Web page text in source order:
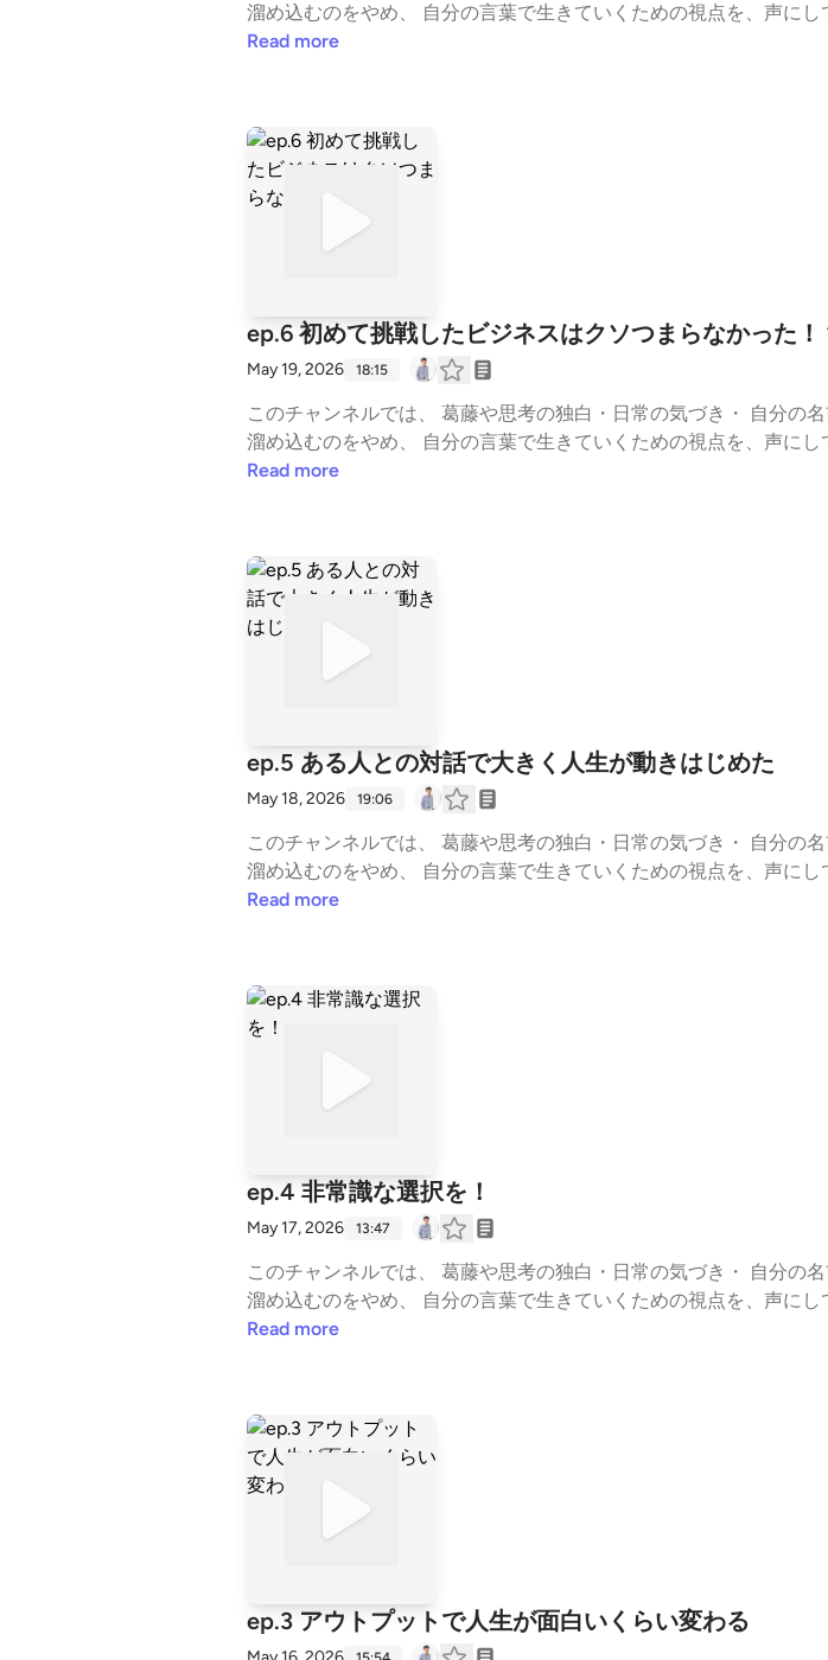
溜め込むのをやめ、 自分の言葉で生きていくための視点を、声にしています。
ずこの放送から聴いてみてください 【売上が変わるコンセプトの講義】 https://stand.fm/episodes/6784c66bded3f3cd2e7b4c8c
届きます。 ▼ 登録はこちら https://peraichi.com/landing_pages/view/zcdi7 ━━━━━━━━━━━━━━━━━━━━ ■ その
他のメディア substack： https://substack.com/@1234119615 YouTube： https://www.youtube.com/channel/UCSoSnC-uJf0Eg
WrVURbWu6w note： https://note.com/kokiy 公式LINE： https://lin.ee/3uAJiXC ━━━━━━━━━━━━━━━━━━━━ #
自分の名前で生きる #言語化 #アウトプット #個人ビジネス #起業
ジネス #思考法 #スタエフ --- stand.fmでは、この放送にいいね・
Read more
ep.6 初めて挑戦したビジネスはクソつまらなかった！
May 19, 2026 18:15
このチャンネルでは、 葛藤や思考の独白・日常の気づき・ 自分の名前
溜め込むのをやめ、 自分の言葉で生きていくための視点を、声にしています。
ずこの放送から聴いてみてください 【売上が変わるコンセプトの講義】 https://stand.fm/episodes/6784c66bded3f3cd2e7b4c8c
届きます。 ▼ 登録はこちら https://peraichi.com/landing_pages/view/zcdi7 ━━━━━━━━━━━━━━━━━━━━ ■ その
他のメディア substack： https://substack.com/@1234119615 YouTube： https://www.youtube.com/channel/UCSoSnC-uJf0Eg
WrVURbWu6w note： https://note.com/kokiy 公式LINE： https://lin.ee/3uAJiXC ━━━━━━━━━━━━━━━━━━━━ #
自分の名前で生きる #言語化 #アウトプット #個人ビジネス #起業
ジネス #思考法 #スタエフ --- stand.fmでは、この放送にいいね・
Read more
ep.5 ある人との対話で大きく人生が動きはじめた
May 18, 2026 19:06
このチャンネルでは、 葛藤や思考の独白・日常の気づき・ 自分の名前
溜め込むのをやめ、 自分の言葉で生きていくための視点を、声にしています。
ずこの放送から聴いてみてください 【売上が変わるコンセプトの講義】 https://stand.fm/episodes/6784c66bded3f3cd2e7b4c8c
届きます。 ▼ 登録はこちら https://peraichi.com/landing_pages/view/zcdi7 ━━━━━━━━━━━━━━━━━━━━ ■ その
他のメディア substack： https://substack.com/@1234119615 YouTube： https://www.youtube.com/channel/UCSoSnC-uJf0Eg
WrVURbWu6w note： https://note.com/kokiy 公式LINE： https://lin.ee/3uAJiXC ━━━━━━━━━━━━━━━━━━━━ #
ジネス #思考法 #スタエフ --- stand.fmでは、この放送にいいね・
Read more
ep.4 非常識な選択を！
May 17, 2026 13:47
このチャンネルでは、 葛藤や思考の独白・日常の気づき・ 自分の名前
溜め込むのをやめ、 自分の言葉で生きていくための視点を、声にしています。
ずこの放送から聴いてみてください 【売上が変わるコンセプトの講義】 https://stand.fm/episodes/6784c66bded3f3cd2e7b4c8c
届きます。 ▼ 登録はこちら https://peraichi.com/landing_pages/view/zcdi7 ━━━━━━━━━━━━━━━━━━━━ ■ その
他のメディア substack： https://substack.com/@1234119615 YouTube： https://www.youtube.com/channel/UCSoSnC-uJf0Eg
WrVURbWu6w note： https://note.com/kokiy 公式LINE： https://lin.ee/3uAJiXC ━━━━━━━━━━━━━━━━━━━━ #
自分の名前で生きる #言語化 #アウトプット #個人ビジネス #起業
ジネス #思考法 #スタエフ --- stand.fmでは、この放送にいいね・
Read more
ep.3 アウトプットで人生が面白いくらい変わる